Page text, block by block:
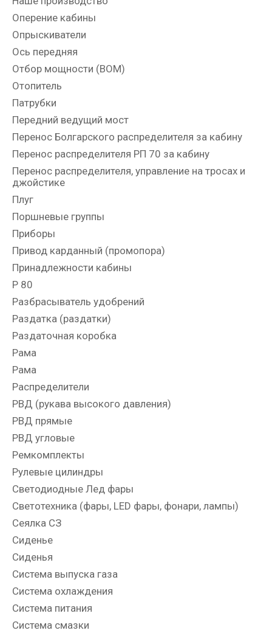
Оперение кабины
Опрыскиватели
Ось передняя
Отбор мощности (ВОМ)
Отопитель
Патрубки
Передний ведущий мост
Перенос Болгарского распределителя за кабину
Перенос распределителя РП 70 за кабину
Перенос распределителя, управление на тросах и
джойстике
Плуг
Поршневые группы
Приборы
Привод карданный (промопора)
Принадлежности кабины
Р 80
Разбрасыватель удобрений
Раздатка (раздатки)
Раздаточная коробка
Рама
Рама
Распределители
РВД (рукава высокого давления)
РВД прямые
РВД угловые
Ремкомплекты
Рулевые цилиндры
Светодиодные Лед фары
Светотехника (фары, LED фары, фонари, лампы)
Сеялка СЗ
Сиденье
Сиденья
Система выпуска газа
Система охлаждения
Система питания
Система смазки